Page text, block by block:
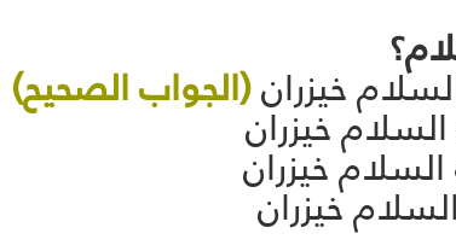
خيزران(الجواب الصحيح)
خيزران
خيزران
خيزران